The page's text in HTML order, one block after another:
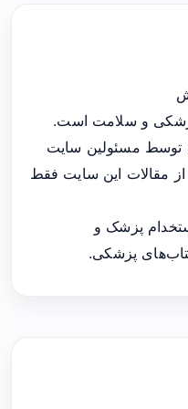
و سلامت است.
توسط مسئولین سایت
از مقالات این سایت فقط
پزشک و